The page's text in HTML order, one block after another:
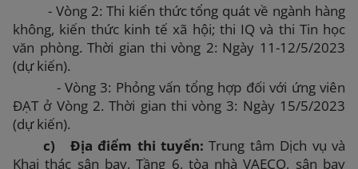
- Vòng 2: Thi kiến thức tổng quát về ngành hàng
không, kiến thức kinh tế xã hội; thi IQ và thi Tin học
văn phòng. Thời gian thi vòng 2: Ngày 11-12/5/2023
(dự kiến).
- Vòng 3: Phỏng vấn tổng hợp đối với ứng viên
ĐẠT ở Vòng 2. Thời gian thi vòng 3: Ngày 15/5/2023
(dự kiến).
c)
Địa điểm thi tuyển:Trung tâm Dịch vụ và
Khai thác sân bay, Tầng 6, tòa nhà VAECO, sân bay